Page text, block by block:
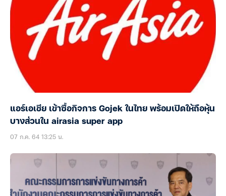
แอร์เอเชีย เข้าซื้อกิจการ Gojek ในไทย พร้อมเปิดให้ถือหุ้น
บางส่วนใน airasia super app
07 ก.ค. 64 13:25 น.